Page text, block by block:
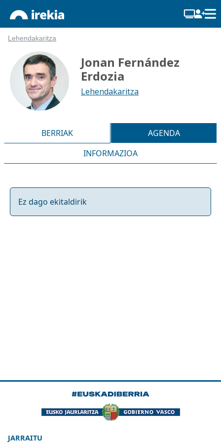
Lehendakaritza
Jonan Fernández
Erdozia
Lehendakaritza
BERRIAK
AGENDA
INFORMAZIOA
Ez dago ekitaldirik
JARRAITU